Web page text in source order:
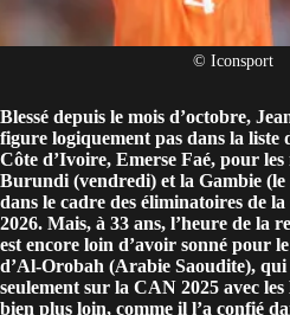
© Iconsport
Blessé depuis le mois d’octobre,
figure logiquement pas dans la liste
Côte d’Ivoire, Emerse Faé, pour
Burundi (vendredi) et la Gambie (le
dans le cadre des éliminatoires de
2026. Mais, à 33 ans, l’heure de la
est encore loin d’avoir sonné pour
d’Al-Orobah (Arabie Saoudite), qui
seulement sur la CAN 2025 avec
bien plus loin, comme il l’a confié